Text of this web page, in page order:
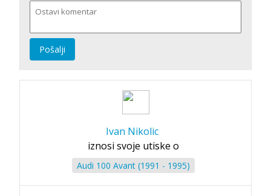
Pošalji
Ivan Nikolic
iznosi svoje utiske o
Audi 100 Avant (1991 - 1995)